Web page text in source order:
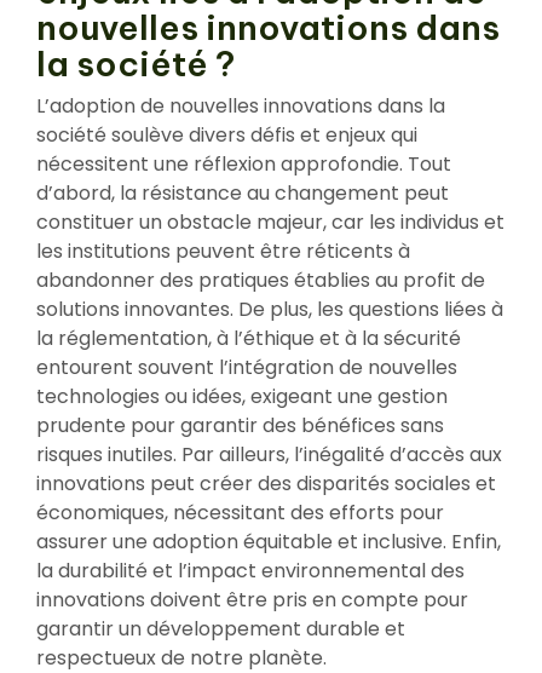
nouvelles innovations dans
la société ?
L’adoption de nouvelles innovations dans la
société soulève divers défis et enjeux qui
nécessitent une réflexion approfondie. Tout
d’abord, la résistance au changement peut
constituer un obstacle majeur, car les individus et
les institutions peuvent être réticents à
abandonner des pratiques établies au profit de
solutions innovantes. De plus, les questions liées à
la réglementation, à l’éthique et à la sécurité
entourent souvent l’intégration de nouvelles
technologies ou idées, exigeant une gestion
prudente pour garantir des bénéfices sans
risques inutiles. Par ailleurs, l’inégalité d’accès aux
innovations peut créer des disparités sociales et
économiques, nécessitant des efforts pour
assurer une adoption équitable et inclusive. Enfin,
la durabilité et l’impact environnemental des
innovations doivent être pris en compte pour
garantir un développement durable et
respectueux de notre planète.